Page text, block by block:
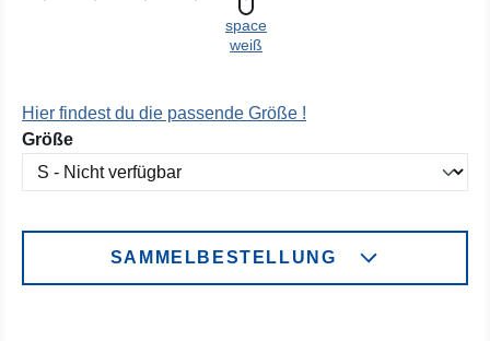
space
weiß
Hier findest du die passende Größe !
Größeauswählen
SAMMELBESTELLUNG